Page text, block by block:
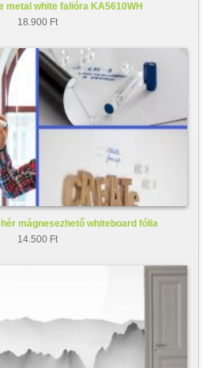
metal white falióra KA5610WH
18.900 Ft
mágnesezhető whiteboard fólia
14.500 Ft